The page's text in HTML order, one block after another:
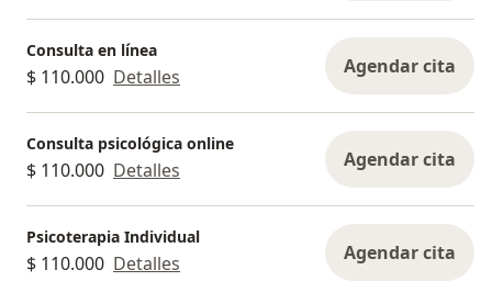
desarrollar problemas de salud mental (UNICEF,
2024). Además, cuanto mayor sea el número de
factores de riesgo a los que se enfrentan niños,
niñas y adolescentes, más profundo es el impacto
potencial en su salud mental (OMS, 2025).
Consulta en línea
$ 110.000 Detalles Agendar cita
Consulta psicológica online
$ 110.000 Detalles Agendar cita
Psicoterapia Individual
$ 110.000 Detalles Agendar cita